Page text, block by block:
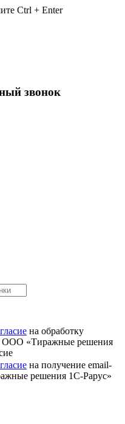
Ctrl + Enter
звонок
на обработку
ООО «Тиражные решения
на получение email-
решения 1С-Рарус»